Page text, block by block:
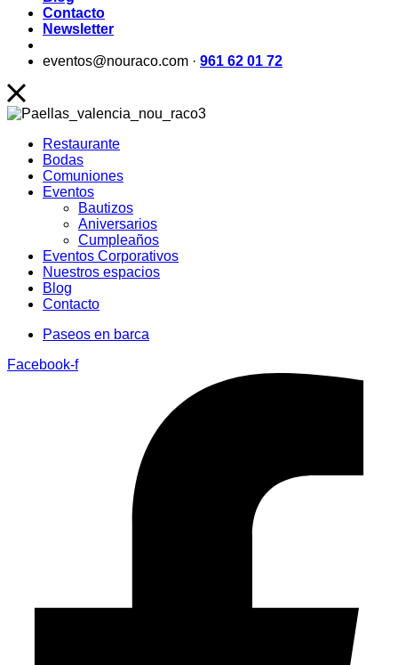
Contacto
Newsletter
eventos@nouraco.com · 961 62 01 72
Restaurante
Bodas
Comuniones
Eventos
Bautizos
Aniversarios
Cumpleaños
Eventos Corporativos
Nuestros espacios
Blog
Contacto
Paseos en barca
Facebook-f